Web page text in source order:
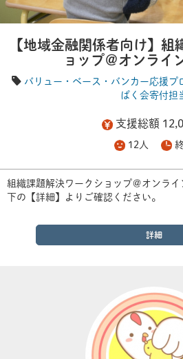
【地域金融関係者向け】組
ョップ＠オンライ
バリュー・ベース・バンカー応援プ
ぱく会寄付担
支援総額
12人
組織課題解決ワークショップ＠オンラ
下の【詳細】よりご確認ください。
詳細